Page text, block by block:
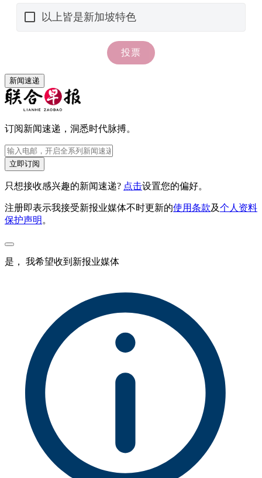
新闻速递
订阅新闻速递，洞悉时代脉搏。
立即订阅
只想接收感兴趣的新闻速递? 点击设置您的偏好。
注册即表示我接受新报业媒体不时更新的使用条款及个人资料
保护声明 。
是， 我希望收到新报业媒体